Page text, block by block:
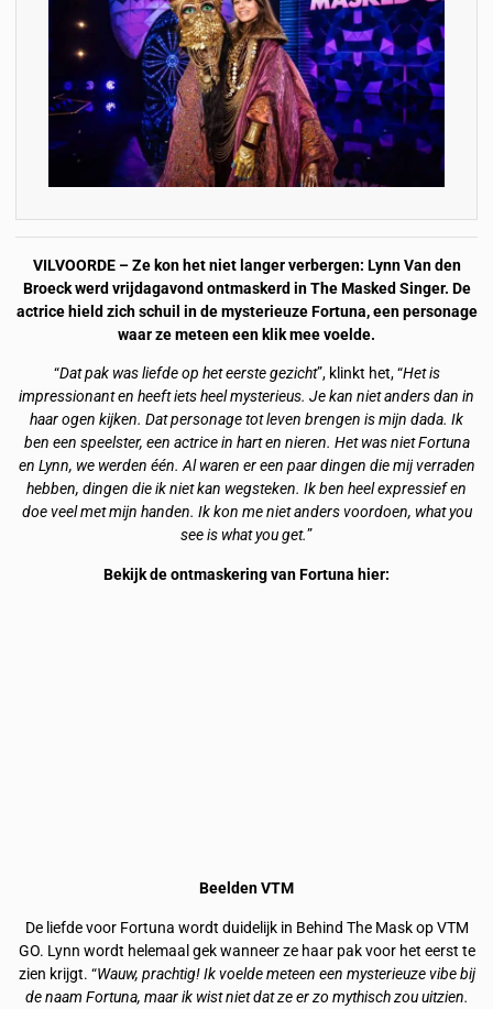
VILVOORDE – Ze kon het niet langer verbergen: Lynn Van den
Broeck werd vrijdagavond ontmaskerd in The Masked Singer. De
actrice hield zich schuil in de mysterieuze Fortuna, een personage
waar ze meteen een klik mee voelde.
“Dat pak was liefde op het eerste gezicht”, klinkt het, “Het is
impressionant en heeft iets heel mysterieus. Je kan niet anders dan in
haar ogen kijken. Dat personage tot leven brengen is mijn dada. Ik
ben een speelster, een actrice in hart en nieren. Het was niet Fortuna
en Lynn, we werden één. Al waren er een paar dingen die mij verraden
hebben, dingen die ik niet kan wegsteken. Ik ben heel expressief en
doe veel met mijn handen. Ik kon me niet anders voordoen, what you
see is what you get.”
Bekijk de ontmaskering van Fortuna hier:
Beelden VTM
De liefde voor Fortuna wordt duidelijk in Behind The Mask op VTM
GO. Lynn wordt helemaal gek wanneer ze haar pak voor het eerst te
zien krijgt. “Wauw, prachtig! Ik voelde meteen een mysterieuze vibe bij
de naam Fortuna, maar ik wist niet dat ze er zo mythisch zou uitzien.